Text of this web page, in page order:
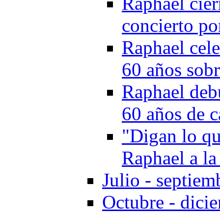
concierto
Raphael
60 años
Raphael
60 años de
"Digan lo
Raphael a
Julio -
Octubre -